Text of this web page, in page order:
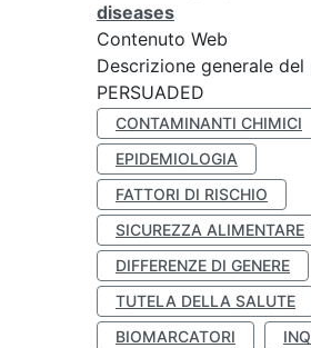
diseases
Contenuto Web
Descrizione generale
PERSUADED
CONTAMINANTI CHIMICI
EPIDEMIOLOGIA
FATTORI DI RISCHIO
SICUREZZA ALIMENTARE
DIFFERENZE DI GENERE
TUTELA DELLA SALUTE
BIOMARCATORI